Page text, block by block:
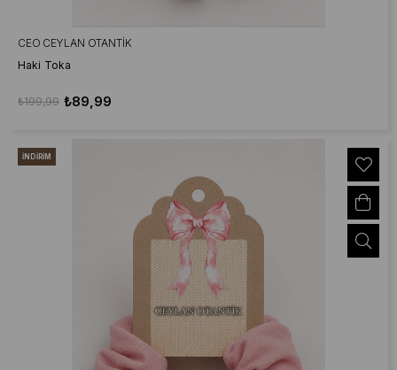
CEO CEYLAN OTANTIK
Haki Toka
₺89,99
₺199,99
İNDIRIM